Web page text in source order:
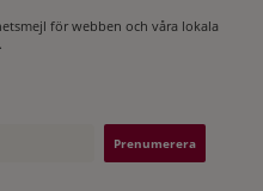
för webben och våra lokala